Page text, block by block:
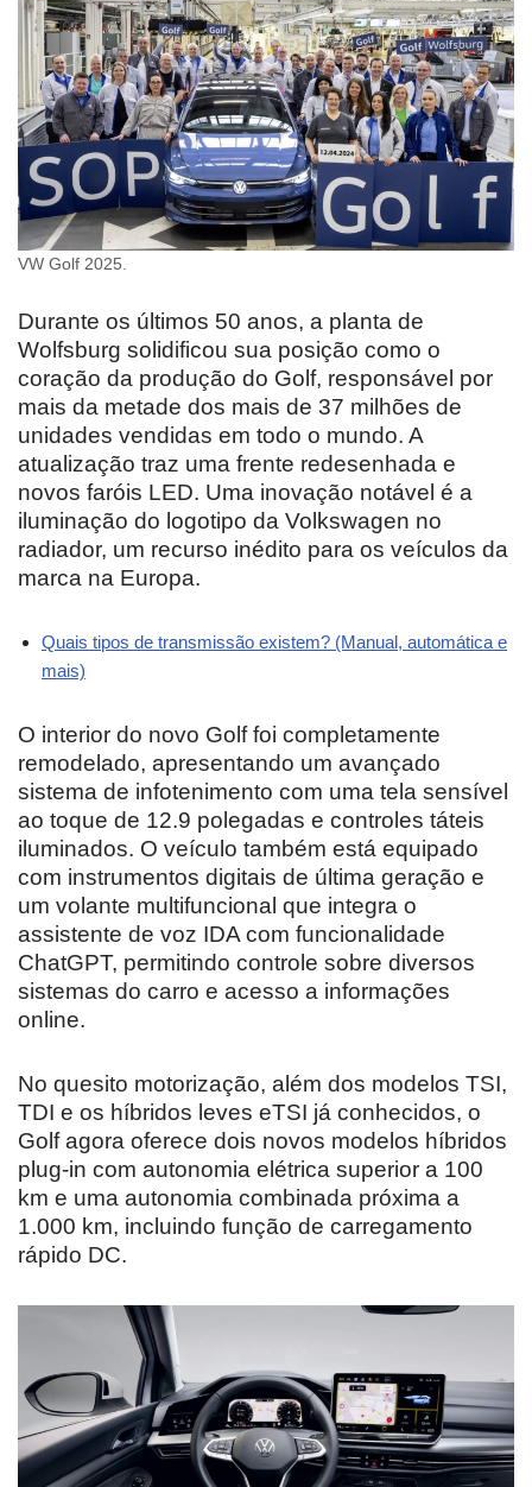
VW Golf 2025.
Durante os últimos 50 anos, a planta de
Wolfsburg solidificou sua posição como o
coração da produção do Golf, responsável por
mais da metade dos mais de 37 milhões de
unidades vendidas em todo o mundo. A
atualização traz uma frente redesenhada e
novos faróis LED. Uma inovação notável é a
iluminação do logotipo da Volkswagen no
radiador, um recurso inédito para os veículos da
marca na Europa.
Quais tipos de transmissão existem? (Manual, automática e
mais)
O interior do novo Golf foi completamente
remodelado, apresentando um avançado
sistema de infotenimento com uma tela sensível
ao toque de 12.9 polegadas e controles táteis
iluminados. O veículo também está equipado
com instrumentos digitais de última geração e
um volante multifuncional que integra o
assistente de voz IDA com funcionalidade
ChatGPT, permitindo controle sobre diversos
sistemas do carro e acesso a informações
online.
No quesito motorização, além dos modelos TSI,
TDI e os híbridos leves eTSI já conhecidos, o
Golf agora oferece dois novos modelos híbridos
plug-in com autonomia elétrica superior a 100
km e uma autonomia combinada próxima a
1.000 km, incluindo função de carregamento
rápido DC.